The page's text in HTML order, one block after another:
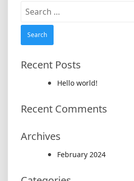
Search
for:
Recent Posts
Hello world!
Recent Comments
Archives
February 2024